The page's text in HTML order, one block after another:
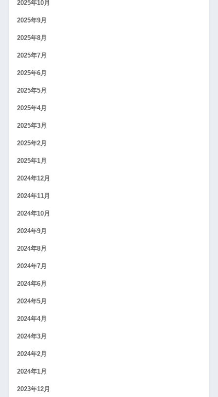
2025年10月
2025年9月
2025年8月
2025年7月
2025年6月
2025年5月
2025年4月
2025年3月
2025年2月
2025年1月
2024年12月
2024年11月
2024年10月
2024年9月
2024年8月
2024年7月
2024年6月
2024年5月
2024年4月
2024年3月
2024年2月
2024年1月
2023年12月